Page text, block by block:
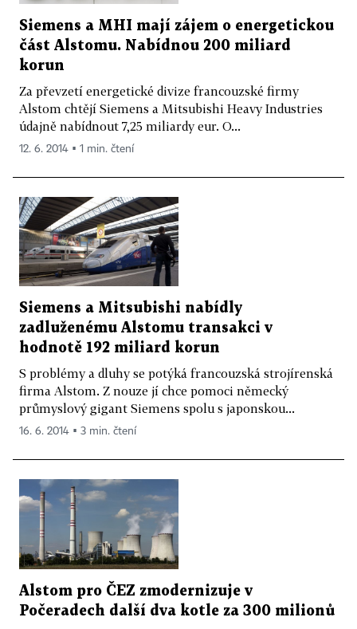
Siemens a MHI mají zájem o energetickou
část Alstomu. Nabídnou 200 miliard
korun
Za převzetí energetické divize francouzské firmy
Alstom chtějí Siemens a Mitsubishi Heavy Industries
údajně nabídnout 7,25 miliardy eur. O...
12. 6. 2014 ▪ 1 min. čtení
Siemens a Mitsubishi nabídly
zadluženému Alstomu transakci v
hodnotě 192 miliard korun
S problémy a dluhy se potýká francouzská strojírenská
firma Alstom. Z nouze jí chce pomoci německý
průmyslový gigant Siemens spolu s japonskou...
16. 6. 2014 ▪ 3 min. čtení
Alstom pro ČEZ zmodernizuje v
Počeradech další dva kotle za 300 milionů